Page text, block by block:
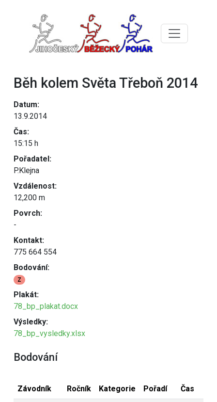
Běh kolem Světa Třeboň 2014
Datum:
13.9.2014
Čas:
15:15 h
Pořadatel:
P.Klejna
Vzdálenost:
12,200 m
Povrch:
-
Kontakt:
775 664 554
Bodování:
Z
Plakát:
78_bp_plakat.docx
Výsledky:
78_bp_vysledky.xlsx
Bodování
Závodník Ročník Kategorie Pořadí Čas